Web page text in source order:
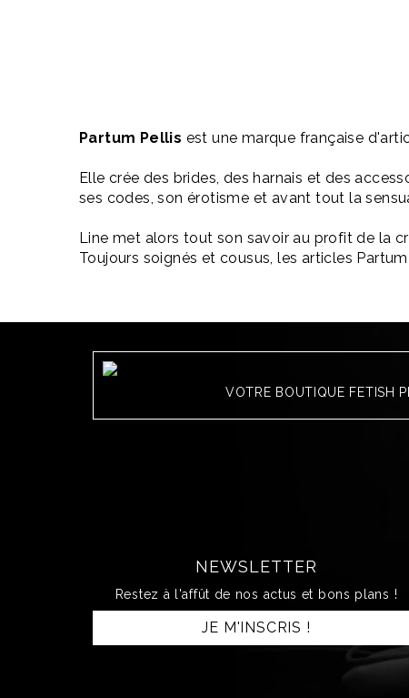
Partum Pellis est une marque française
Elle crée des brides, des harnais et des
ses codes, son érotisme et avant tout la
Line met alors tout son savoir au profit de la
Toujours soignés et cousus, les articles
VOTRE BOUTIQUE FETISH
NEWSLETTER
Restez à l'affût de nos actus et bons plans !
JE M'INSCRIS !